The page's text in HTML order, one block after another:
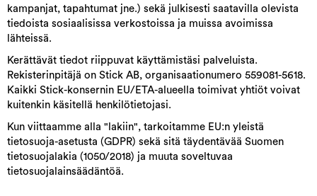
kampanjat, tapahtumat jne.) sekä julkisesti saatavilla olevista
tiedoista sosiaalisissa verkostoissa ja muissa avoimissa
lähteissä.
Kerättävät tiedot riippuvat käyttämistäsi palveluista.
Rekisterinpitäjä on Stick AB, organisaationumero 559081-5618.
Kaikki Stick-konsernin EU/ETA-alueella toimivat yhtiöt voivat
kuitenkin käsitellä henkilötietojasi.
Kun viittaamme alla "lakiin", tarkoitamme EU:n yleistä
tietosuoja-asetusta (GDPR) sekä sitä täydentävää Suomen
tietosuojalakia (1050/2018) ja muuta soveltuvaa
tietosuojalainsäädäntöä.